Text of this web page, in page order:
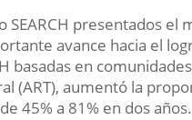
presentados el
avance hacia el
basadas en
(ART), aumentó la
45% a 81% en dos años.